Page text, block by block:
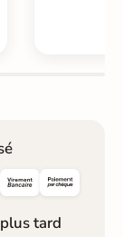
tard